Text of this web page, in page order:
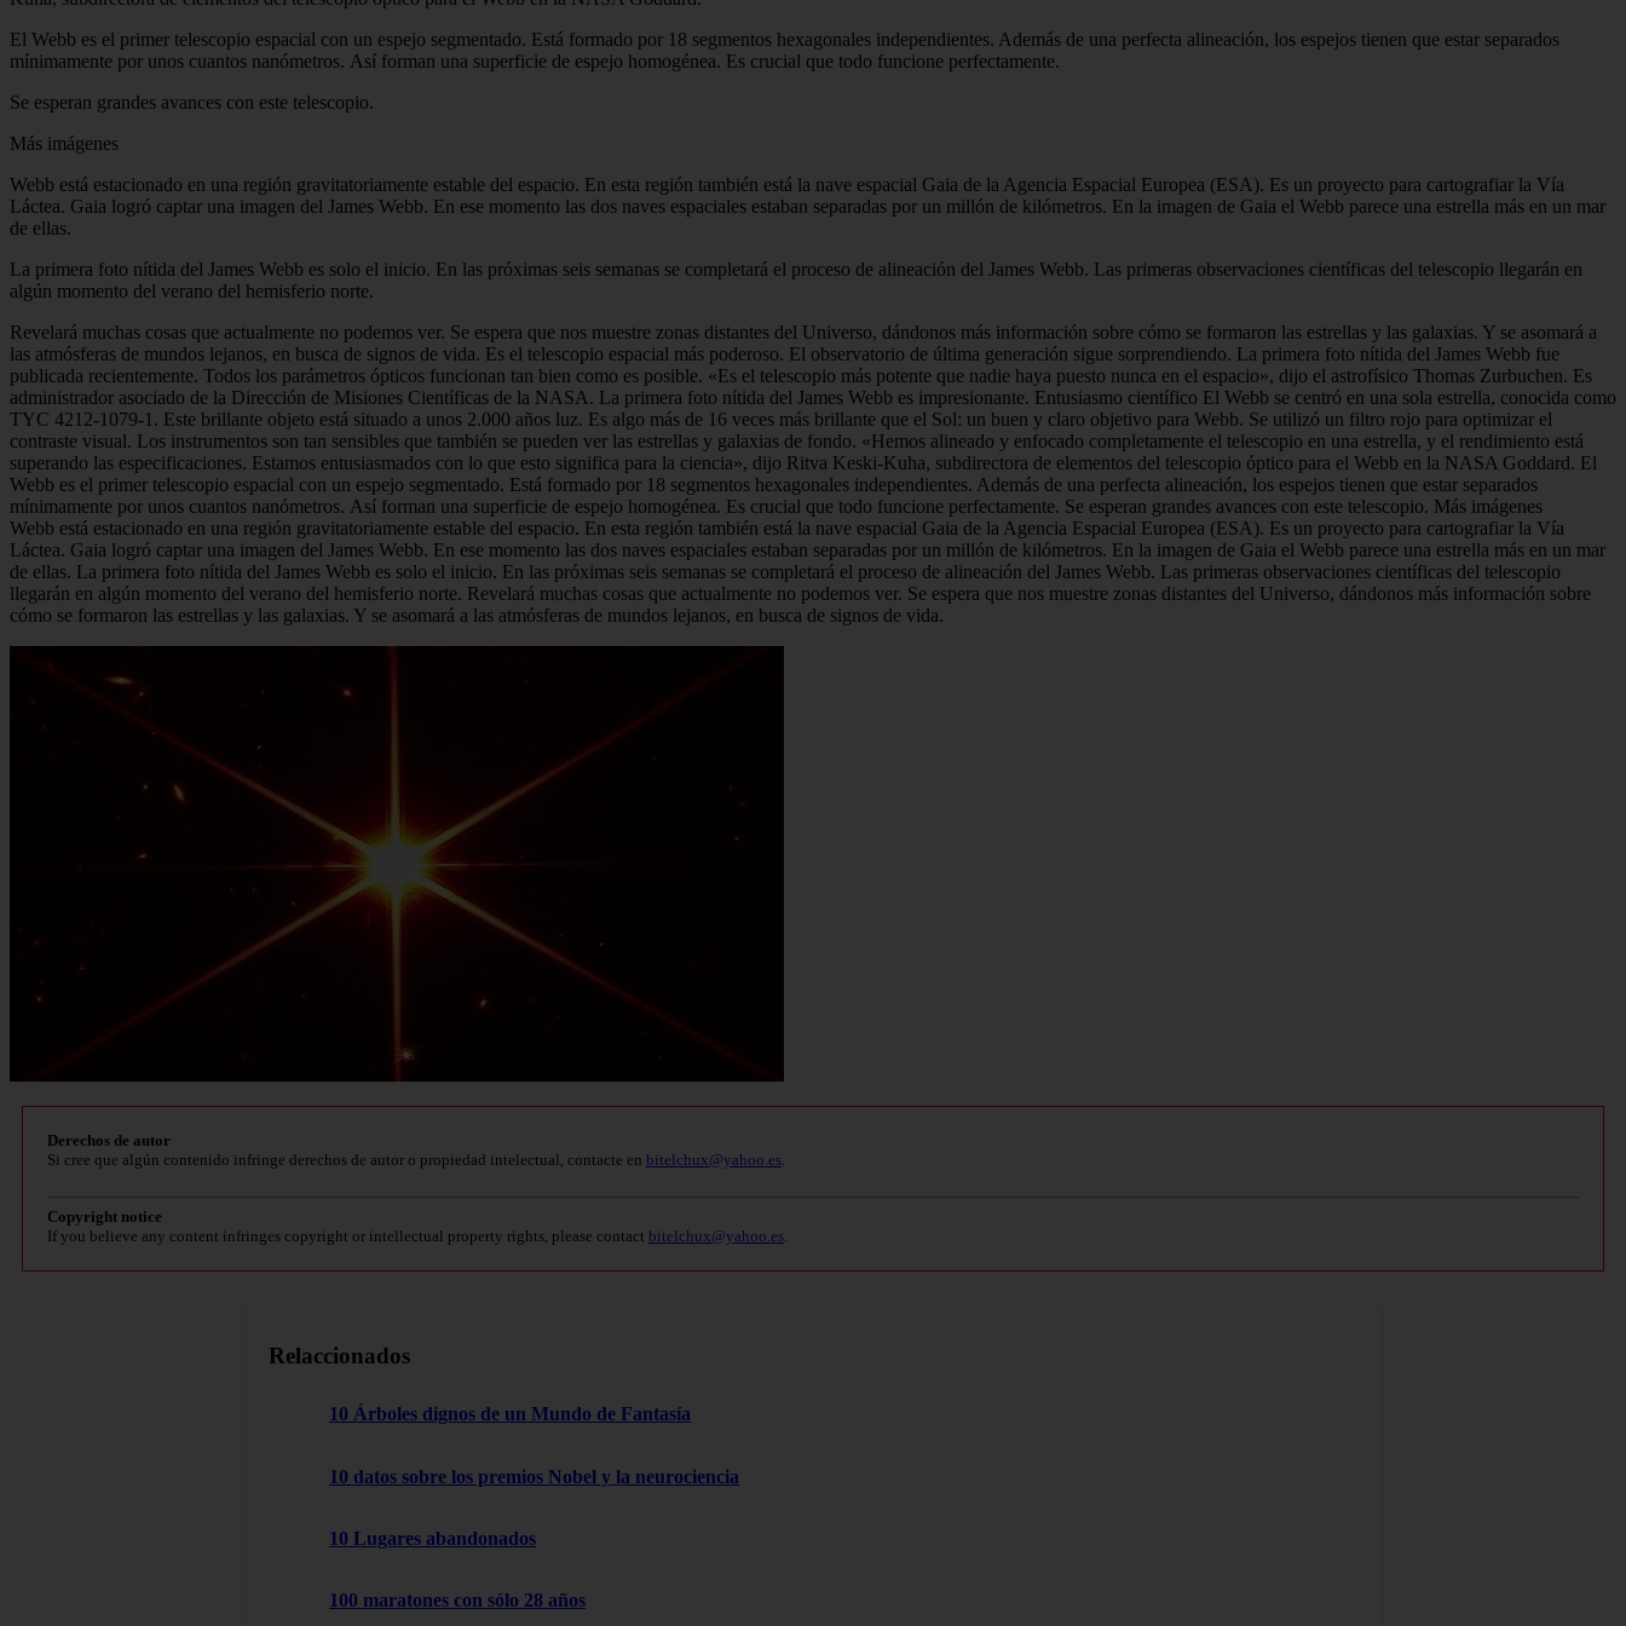
El Webb es el primer telescopio espacial con un espejo segmentado. Está formado por 18 segmentos hexagonales independientes. Además de una perfecta alineación, los espejos tienen que estar separados
mínimamente por unos cuantos nanómetros. Así forman una superficie de espejo homogénea. Es crucial que todo funcione perfectamente.
Se esperan grandes avances con este telescopio.
Más imágenes
Webb está estacionado en una región gravitatoriamente estable del espacio. En esta región también está la nave espacial Gaia de la Agencia Espacial Europea (ESA). Es un proyecto para cartografiar la Vía
Láctea. Gaia logró captar una imagen del James Webb. En ese momento las dos naves espaciales estaban separadas por un millón de kilómetros. En la imagen de Gaia el Webb parece una estrella más en un mar
de ellas.
La primera foto nítida del James Webb es solo el inicio. En las próximas seis semanas se completará el proceso de alineación del James Webb. Las primeras observaciones científicas del telescopio llegarán en
algún momento del verano del hemisferio norte.
Revelará muchas cosas que actualmente no podemos ver. Se espera que nos muestre zonas distantes del Universo, dándonos más información sobre cómo se formaron las estrellas y las galaxias. Y se asomará a
las atmósferas de mundos lejanos, en busca de signos de vida. Es el telescopio espacial más poderoso. El observatorio de última generación sigue sorprendiendo. La primera foto nítida del James Webb fue
publicada recientemente. Todos los parámetros ópticos funcionan tan bien como es posible. «Es el telescopio más potente que nadie haya puesto nunca en el espacio», dijo el astrofísico Thomas Zurbuchen. Es
administrador asociado de la Dirección de Misiones Científicas de la NASA. La primera foto nítida del James Webb es impresionante. Entusiasmo científico El Webb se centró en una sola estrella, conocida como
TYC 4212-1079-1. Este brillante objeto está situado a unos 2.000 años luz. Es algo más de 16 veces más brillante que el Sol: un buen y claro objetivo para Webb. Se utilizó un filtro rojo para optimizar el
contraste visual. Los instrumentos son tan sensibles que también se pueden ver las estrellas y galaxias de fondo. «Hemos alineado y enfocado completamente el telescopio en una estrella, y el rendimiento está
superando las especificaciones. Estamos entusiasmados con lo que esto significa para la ciencia», dijo Ritva Keski-Kuha, subdirectora de elementos del telescopio óptico para el Webb en la NASA Goddard. El
Webb es el primer telescopio espacial con un espejo segmentado. Está formado por 18 segmentos hexagonales independientes. Además de una perfecta alineación, los espejos tienen que estar separados
mínimamente por unos cuantos nanómetros. Así forman una superficie de espejo homogénea. Es crucial que todo funcione perfectamente. Se esperan grandes avances con este telescopio. Más imágenes
Webb está estacionado en una región gravitatoriamente estable del espacio. En esta región también está la nave espacial Gaia de la Agencia Espacial Europea (ESA). Es un proyecto para cartografiar la Vía
Láctea. Gaia logró captar una imagen del James Webb. En ese momento las dos naves espaciales estaban separadas por un millón de kilómetros. En la imagen de Gaia el Webb parece una estrella más en un mar
de ellas. La primera foto nítida del James Webb es solo el inicio. En las próximas seis semanas se completará el proceso de alineación del James Webb. Las primeras observaciones científicas del telescopio
llegarán en algún momento del verano del hemisferio norte. Revelará muchas cosas que actualmente no podemos ver. Se espera que nos muestre zonas distantes del Universo, dándonos más información sobre
cómo se formaron las estrellas y las galaxias. Y se asomará a las atmósferas de mundos lejanos, en busca de signos de vida.
Derechos de autor
Si cree que algún contenido infringe derechos de autor o propiedad intelectual, contacte en bitelchux@yahoo.es
Copyright notice
If you believe any content infringes copyright or intellectual property rights, please contact bitelchux@yahoo.es
Relaccionados
10 Árboles dignos de un Mundo de Fantasía
10 datos sobre los premios Nobel y la neurociencia
10 Lugares abandonados
100 maratones con sólo 28 años